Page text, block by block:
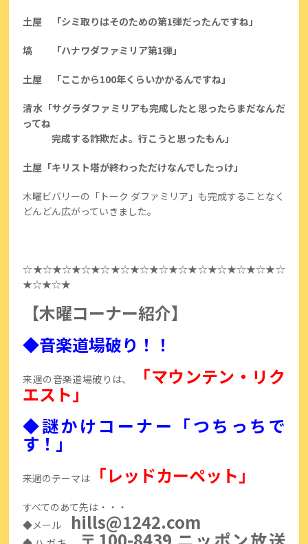
土屋 「シミ取りはそのための第1弾だったんですね」
塙 「ハナワダファミリア第1弾」
土屋 「ここから100年くらいかかるんですね」
清水「サグラダファミリアも完成したと思ったらまだなんだ
ってね
完成する詐欺だよ。行こうと思ったもん」
土屋「キリスト塔が終わっただけなんでしたっけ」
木曜ビバリーの「トーク ダファミリア」も完成することなく
どんどん広がっていきました。
☆★☆★☆★☆★☆★☆★☆★☆★☆★☆★☆★☆★☆★☆
★☆★☆★
【木曜コーナー紹介】
◆音楽道場破り！！
来週の音楽道場破りは、 「マウンテン・リク
エスト」
◆謎かけコーナー「つちっちで
す！」
来週のテーマは 「レッドカーペット」
すべてのあて先は・・・
◆メール hills@1242.com